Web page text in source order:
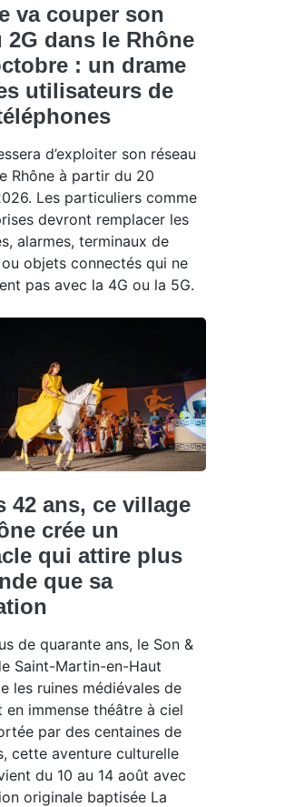
va couper son
2G dans le Rhône
: un drame
utilisateurs de
d’exploiter son réseau
Rhône à partir du 20
Les particuliers comme
devront remplacer les
alarmes, terminaux de
objets connectés qui ne
pas avec la 4G ou la 5G.
42 ans, ce village
crée un
qui attire plus
que sa
de quarante ans, le Son &
Saint-Martin-en-Haut
les ruines médiévales de
en immense théâtre à ciel
par des centaines de
cette aventure culturelle
du 10 au 14 août avec
originale baptisée La